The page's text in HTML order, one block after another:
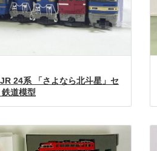
24系 「さよなら北斗星」セ
道模型